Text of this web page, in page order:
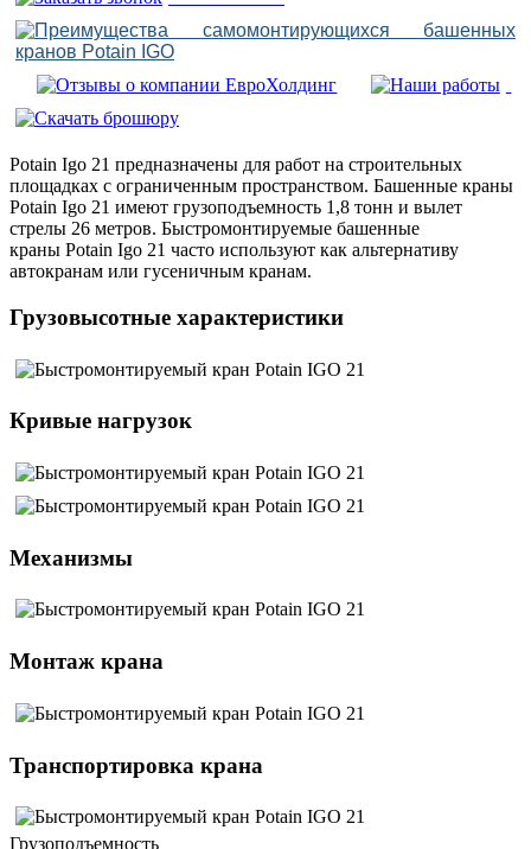
Potain Igo 21 предназначены для работ на строительных
площадках с ограниченным пространством. Башенные краны
Potain Igo 21 имеют грузоподъемность 1,8 тонн и вылет
стрелы 26 метров. Быстромонтируемые башенные
краны Potain Igo 21 часто используют как альтернативу
автокранам или гусеничным кранам.
Грузовысотные характеристики
Кривые нагрузок
Механизмы
Монтаж крана
Транспортировка крана
Грузоподъемность